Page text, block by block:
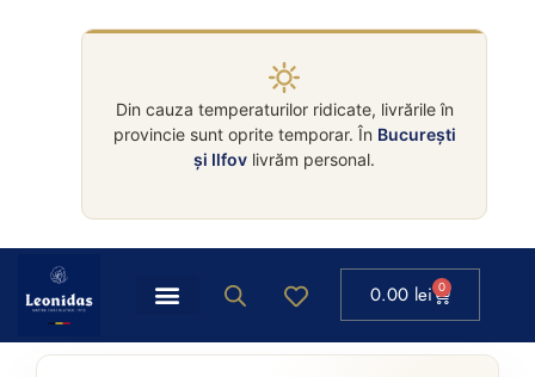
Din cauza temperaturilor ridicate, livrările în
provincie sunt oprite temporar. În București
și Ilfov livrăm personal.
0.00 lei 0